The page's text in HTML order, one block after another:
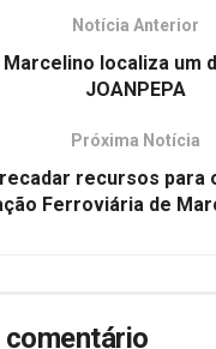
Notícia Anterior
localiza um
JOANPEPA
Próxima Notícia
recursos para
Ferroviária de
comentário